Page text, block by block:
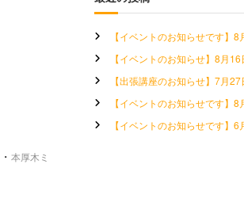
・ 本厚木ミ
【イベントのお知らせです】8
【イベントのお知らせ】8月16
【出張講座のお知らせ】7月27
【イベントのお知らせです】8
【イベントのお知らせです】6